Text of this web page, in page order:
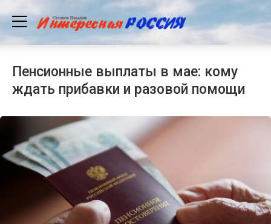
Пенсионные выплаты в мае: кому
ждать прибавки и разовой помощи